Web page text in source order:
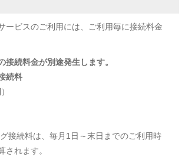
ービスのご利用には、ご利用毎に接続料金
接続料金が別途発生します。
続料
接続料は、毎月1日～末日までのご利用時
されます。